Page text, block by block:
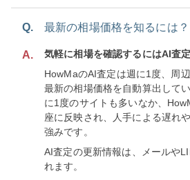
Q. 最新の相場価格を知るには？
A.
気軽に相場を確認するにはAI査定
HowMaのAI査定は週に1度、周
最新の相場価格を自動算出して
に1度のサイトも多いなか、
座に反映され、人手による遅れ
強みです。
AI査定の更新情報は、メールや
れます。